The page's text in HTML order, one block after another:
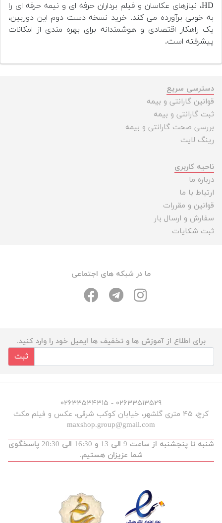
HD، نیازهای عکاسان و فیلم برداران حرفه ای و نیمه حرفه ای را
به خوبی برآورده می کند. خرید نسخه دست دوم این دوربین،
یک راهکار اقتصادی و هوشمندانه برای بهره مندی از امکانات
پیشرفته است.
دسترسی سریع
قوانین گارانتی و بیمه
ثبت گارانتی و بیمه
بررسی صحت گارانتی و بیمه
رینگ لایت
ناحیه کاربری
درباره ما
ارتباط با ما
قوانین و مقررات
سفارش و ارسال بار
ثبت شکایات
ما در شبکه های اجتماعی
برای اطلاع از آموزش ها و تخفیف ها ایمیل خود را وارد کنید.
ثبت
۰۲۶۳۳۵۱۳۵۲۹ - ۰۲۶۳۳۵۳۴۳۱۵
کرج، ۴۵ متری گلشهر، خیابان کوکب شرقی، عکس و فیلم مکث
maxshop.group@gmail.com
شنبه تا پنجشنبه از ساعت 9 الی 13 و 16:30 الی 20:30 پاسخگوی
شما عزیزان هستیم.